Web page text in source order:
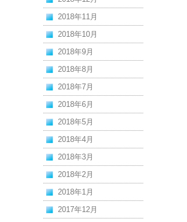
2018年11月
2018年10月
2018年9月
2018年8月
2018年7月
2018年6月
2018年5月
2018年4月
2018年3月
2018年2月
2018年1月
2017年12月